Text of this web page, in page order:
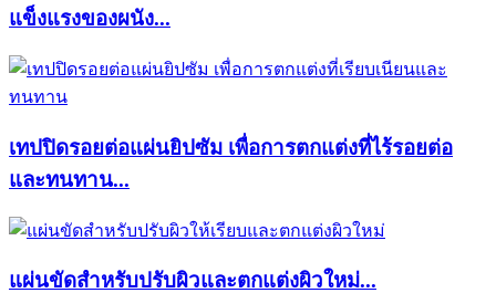
แข็งแรงของผนัง...
เทปปิดรอยต่อแผ่นยิปซัม เพื่อการตกแต่งที่ไร้รอยต่อ
และทนทาน...
แผ่นขัดสำหรับปรับผิวและตกแต่งผิวใหม่...